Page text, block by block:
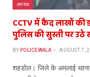
अपराध
CCTV में कैद लाखों की
पुलिस की सुस्ती पर उठे
BY POLICEWALA AUGUST 7,
​शहडोल। जिले के अमलाई थाना